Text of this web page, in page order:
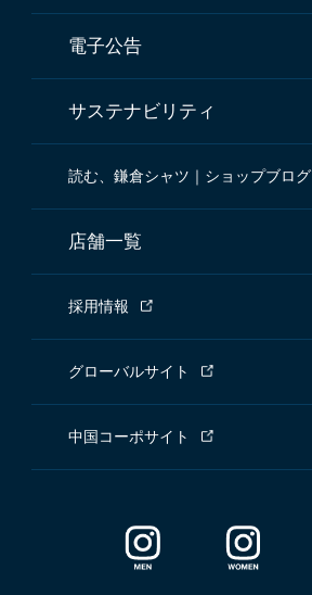
電子公告
サステナビリティ
読む、鎌倉シャツ｜ショップブログ
店舗一覧
採用情報
グローバルサイト
中国コーポサイト